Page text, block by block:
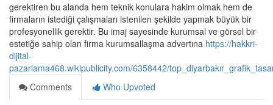
gerektiren bu alanda hem teknik konulara hakim olmak hem de
firmaların istediği çalışmaları istenilen şekilde yapmak büyük bir
profesyonellik gerektir. Bu imaj sayesinde kurumsal ve görsel bir
estetiğe sahip olan firma kurumsallaşma advertına https://hakkri-
dijital-
pazarlama468.wikipublicity.com/6358442/
Comments
Who Upvoted